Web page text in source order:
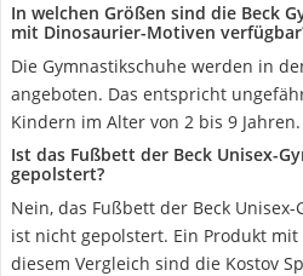
In welchen Größen sind die Beck
mit Dinosaurier-Motiven
Die Gymnastikschuhe werden in
angeboten. Das entspricht
Kindern im Alter von 2 bis 9 Jahren.
Ist das Fußbett der Beck Unisex-
gepolstert?
Nein, das Fußbett der Beck
ist nicht gepolstert. Ein Produkt
diesem Vergleich sind die Kostov